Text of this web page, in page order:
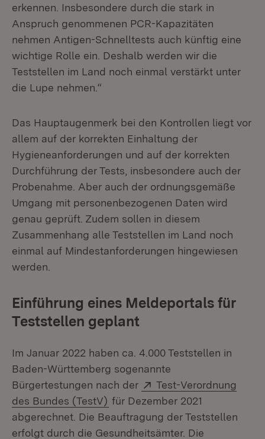
erkennen. Insbesondere durch die stark in
Anspruch genommenen PCR-Kapazitäten
nehmen Antigen-Schnelltests auch künftig eine
wichtige Rolle ein. Deshalb werden wir die
Teststellen im Land noch einmal verstärkt unter
die Lupe nehmen.“
Das Hauptaugenmerk bei den Kontrollen liegt vor
allem auf der korrekten Einhaltung der
Hygieneanforderungen und auf der korrekten
Durchführung der Tests, insbesondere auch der
Probenahme. Aber auch der ordnungsgemäße
Umgang mit personenbezogenen Daten wird
genau geprüft. Zudem sollen in diesem
Zusammenhang alle Teststellen im Land noch
einmal auf Mindestanforderungen hingewiesen
werden.
Einführung eines Meldeportals für
Teststellen geplant
Im Januar 2022 haben ca. 4.000 Teststellen in
Baden-Württemberg sogenannte
Bürgertestungen nach der
Extern:
Test-Verordnung
des Bundes (TestV) (Öffnet in neuem Fenster)
für Dezember 2021
abgerechnet. Die Beauftragung der Teststellen
erfolgt durch die Gesundheitsämter. Die